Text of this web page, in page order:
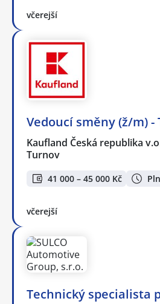
včerejší
Vedoucí směny (ž/m) -
Kaufland Česká republika
Turnov
41 000 – 45 000 Kč
včerejší
Technický specialista